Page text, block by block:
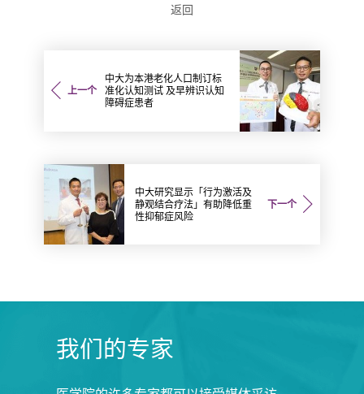
返回
上一个
中大为本港老化人口制订标
准化认知测试 及早辨识认知
障碍症患者
下一个
中大研究显示「行为激活及
静观结合疗法」有助降低重
性抑郁症风险
我们的专家